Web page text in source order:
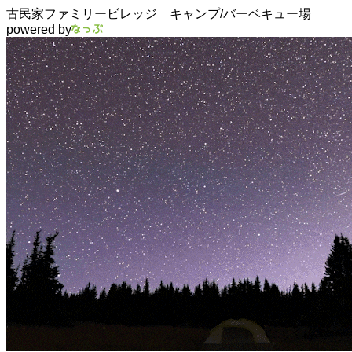
古民家ファミリービレッジ キャンプ/バーベキュー場
powered by